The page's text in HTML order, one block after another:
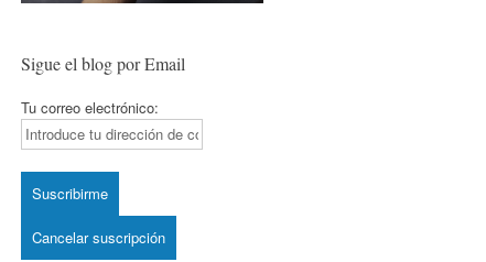
Sigue el blog por Email
Tu correo electrónico: